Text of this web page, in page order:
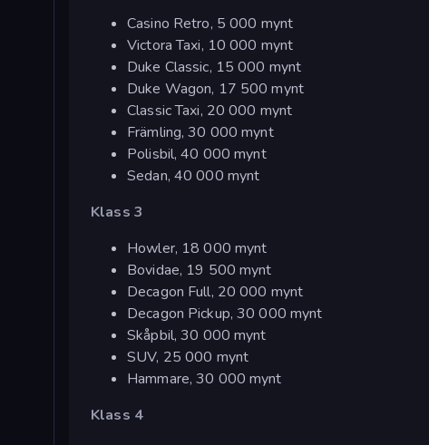
Casino Retro, 5 000 mynt
Victora Taxi, 10 000 mynt
Duke Classic, 15 000 mynt
Duke Wagon, 17 500 mynt
Classic Taxi, 20 000 mynt
Främling, 30 000 mynt
Polisbil, 40 000 mynt
Sedan, 40 000 mynt
Klass 3
Howler, 18 000 mynt
Bovidae, 19 500 mynt
Decagon Full, 20 000 mynt
Decagon Pickup, 30 000 mynt
Skåpbil, 30 000 mynt
SUV, 25 000 mynt
Hammare, 30 000 mynt
Klass 4